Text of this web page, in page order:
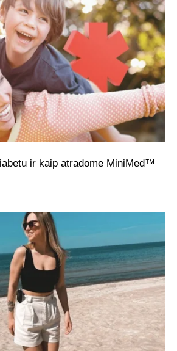
ir kaip atradome MiniMed™